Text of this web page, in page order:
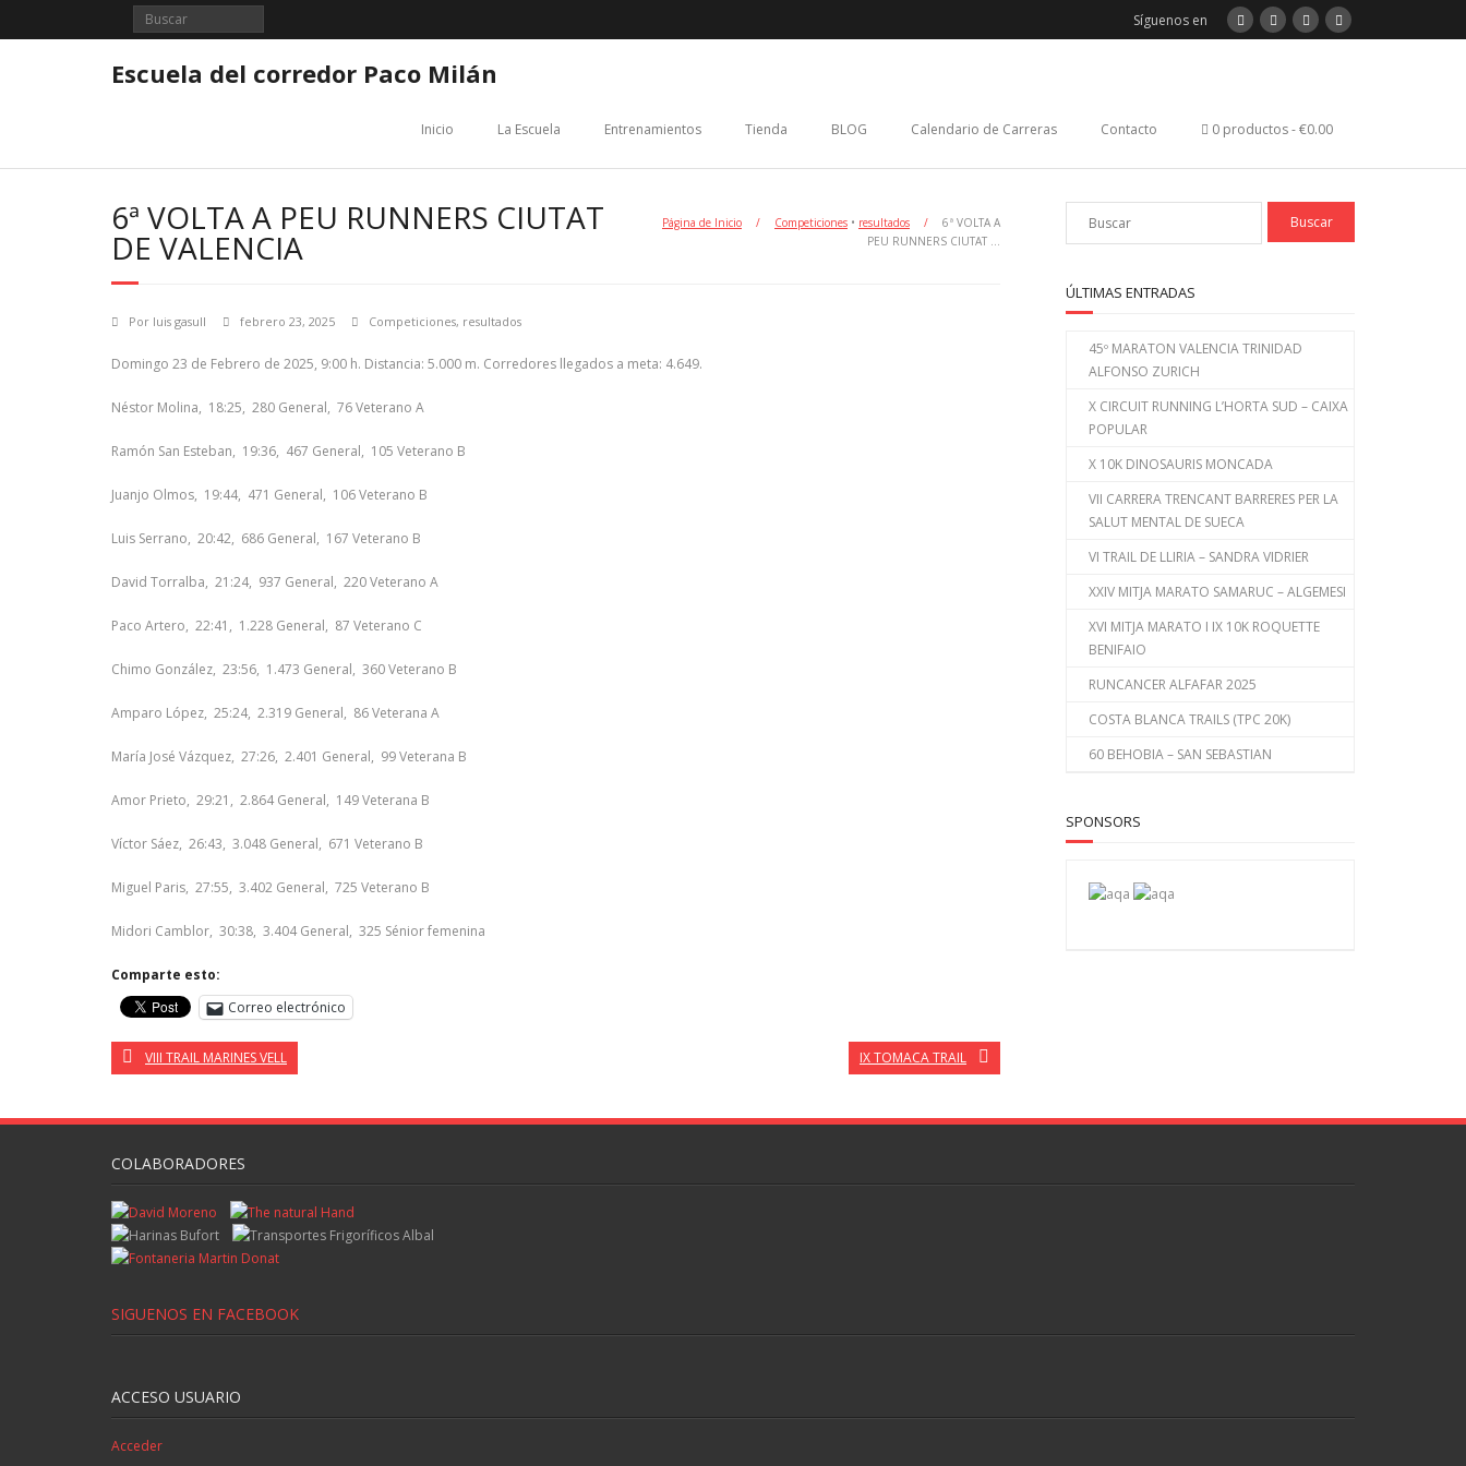
Síguenos en
Escuela del corredor Paco Milán
Inicio La Escuela Entrenamientos Tienda BLOG Calendario de Carreras Contacto 0 productos €0.00
6ª VOLTA A PEU RUNNERS CIUTAT
DE VALENCIA
Página de Inicio / Competiciones • resultados /
6ª VOLTA A
PEU RUNNERS CIUTAT …
Por luis gasull febrero 23, 2025 Competiciones, resultados
Domingo 23 de Febrero de 2025, 9:00 h. Distancia: 5.000 m. Corredores llegados a meta: 4.649.
Néstor Molina, 18:25, 280 General, 76 Veterano A
Ramón San Esteban, 19:36, 467 General, 105 Veterano B
Juanjo Olmos, 19:44, 471 General, 106 Veterano B
Luis Serrano, 20:42, 686 General, 167 Veterano B
David Torralba, 21:24, 937 General, 220 Veterano A
Paco Artero, 22:41, 1.228 General, 87 Veterano C
Chimo González, 23:56, 1.473 General, 360 Veterano B
Amparo López, 25:24, 2.319 General, 86 Veterana A
María José Vázquez, 27:26, 2.401 General, 99 Veterana B
Amor Prieto, 29:21, 2.864 General, 149 Veterana B
Víctor Sáez, 26:43, 3.048 General, 671 Veterano B
Miguel Paris, 27:55, 3.402 General, 725 Veterano B
Midori Camblor, 30:38, 3.404 General, 325 Sénior femenina
Comparte esto:
Correo electrónico
VIII TRAIL MARINES VELL IX TOMACA TRAIL
ÚLTIMAS ENTRADAS
45º MARATON VALENCIA TRINIDAD
ALFONSO ZURICH
X CIRCUIT RUNNING L’HORTA SUD – CAIXA
POPULAR
X 10K DINOSAURIS MONCADA
VII CARRERA TRENCANT BARRERES PER LA
SALUT MENTAL DE SUECA
VI TRAIL DE LLIRIA – SANDRA VIDRIER
XXIV MITJA MARATO SAMARUC – ALGEMESI
XVI MITJA MARATO I IX 10K ROQUETTE
BENIFAIO
RUNCANCER ALFAFAR 2025
COSTA BLANCA TRAILS (TPC 20K)
60 BEHOBIA – SAN SEBASTIAN
SPONSORS
COLABORADORES
SIGUENOS EN FACEBOOK
ACCESO USUARIO
Acceder